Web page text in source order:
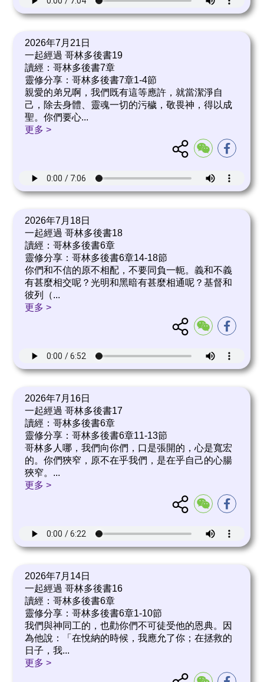
2026年7月21日
一起經過 哥林多後書19
讀經：哥林多後書7章
靈修分享：哥林多後書7章1-4節
親愛的弟兄啊，我們既有這等應許，就當潔淨自
己，除去身體、靈魂一切的污穢，敬畏神，得以成
聖。你們要心...
更多 >
2026年7月18日
一起經過 哥林多後書18
讀經：哥林多後書6章
靈修分享：哥林多後書6章14-18節
你們和不信的原不相配，不要同負一軛。義和不義
有甚麼相交呢？光明和黑暗有甚麼相通呢？基督和
彼列（...
更多 >
2026年7月16日
一起經過 哥林多後書17
讀經：哥林多後書6章
靈修分享：哥林多後書6章11-13節
哥林多人哪，我們向你們，口是張開的，心是寬宏
的。你們狹窄，原不在乎我們，是在乎自己的心腸
狹窄。 ...
更多 >
2026年7月14日
一起經過 哥林多後書16
讀經：哥林多後書6章
靈修分享：哥林多後書6章1-10節
我們與神同工的，也勸你們不可徒受他的恩典。因
為他說：「在悅納的時候，我應允了你；在拯救的
日子，我...
更多 >